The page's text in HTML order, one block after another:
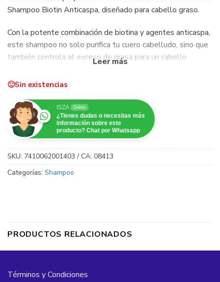
Shampoo Biotin Anticaspa, diseñado para cabello graso.
Con la potente combinación de biotina y agentes anticaspa,
este shampoo no solo purifica tu cuero cabelludo, sino que
también controla el exceso de grasa para un cabello
Sin existencias
ISZA Online
¿Tienes dudas o necesitas más
información sobre este
producto? Chat por Whatsapp
SKU: 7410062001403 / CA: 08413
Categorías: Shampoo
PRODUCTOS RELACIONADOS
Términos y Condiciones